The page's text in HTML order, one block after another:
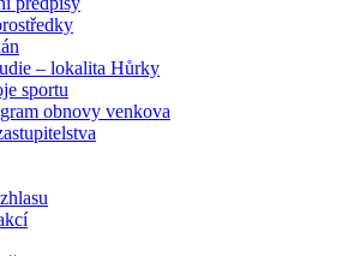
– lokalita Hůrky
sportu
obnovy venkova